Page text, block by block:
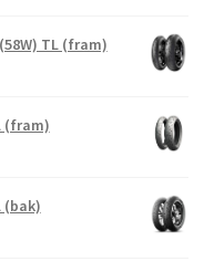
TL (fram)
(fram)
(bak)